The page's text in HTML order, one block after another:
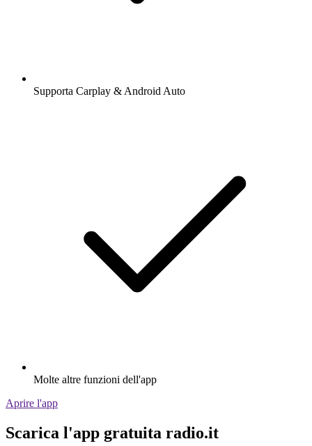
Supporta Carplay & Android Auto
Molte altre funzioni dell'app
Aprire l'app
Scarica l'app gratuita radio.it